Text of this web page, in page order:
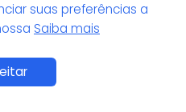
brilho artificial?
suas preferências a
Saiba mais
Saiba Mais